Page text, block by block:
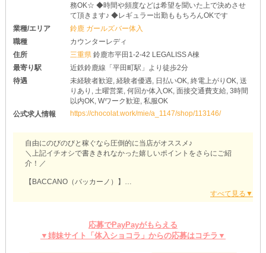
務OK☆ ◆時間や頻度などは希望を聞いた上で決めさせ
て頂きます♪ ◆レギュラー出勤ももちろんOKです
業種/エリア
鈴鹿 ガールズバー体入
職種
カウンターレディ
住所
三重県鈴鹿市平田1-2-42 LEGALISS A棟
最寄り駅
近鉄鈴鹿線「平田町駅」より徒歩2分
待遇
未経験者歓迎, 経験者優遇, 日払いOK, 終電上がりOK, 送
りあり, 土曜営業, 何回か体入OK, 面接交通費支給, 3時間
以内OK, Wワーク歓迎, 私服OK
公式求人情報
https://chocolat.work/mie/a_1147/shop/113146/
自由にのびのびと稼ぐなら圧倒的に当店がオススメ♪
＼上記イチオシで書ききれなかった嬉しいポイントをさらにご紹
介！／
【BACCANO（バッカーノ）】
毎月給与が支払われるまで、今か今かと我慢しなくても大丈夫◎
何か欲しいものが見つかった時は、当店で働いて受け取ったお小遣
いですぐさまGETしちゃいましょう！
応募でPayPayがもらえる
▼姉妹サイト「体入ショコラ」からの応募はコチラ▼